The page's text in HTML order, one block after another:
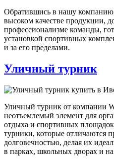
Обратившись в нашу
высоком качестве продукции,
профессионализме команды,
установкой спортивных
и за его пределами.
Уличный турник
Уличный турник от компании
неотъемлемый элемент для
отдыха и спортивных
турники, которые отличаются
долговечностью, делая их
в парках, школьных дворах и